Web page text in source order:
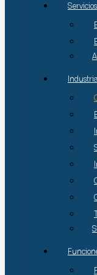
Servicios